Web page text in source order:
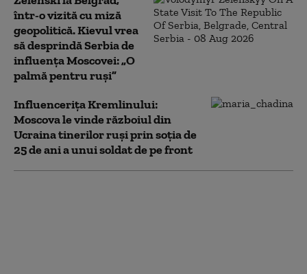
într-o vizită cu miză
geopolitică. Kievul vrea
să desprindă Serbia de
influența Moscovei: „O
palmă pentru ruși”
Influencerița Kremlinului:
Moscova le vinde războiul din
Ucraina tinerilor ruși prin soția de
25 de ani a unui soldat de pe front